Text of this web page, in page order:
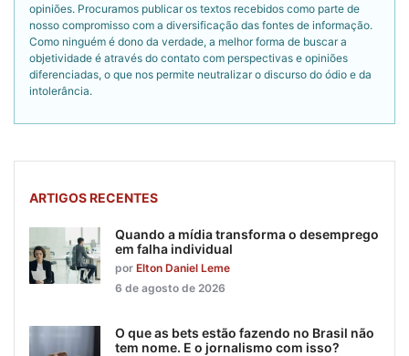
opiniões. Procuramos publicar os textos recebidos como parte de
nosso compromisso com a diversificação das fontes de informação.
Como ninguém é dono da verdade, a melhor forma de buscar a
objetividade é através do contato com perspectivas e opiniões
diferenciadas, o que nos permite neutralizar o discurso do ódio e da
intolerância.
ARTIGOS RECENTES
Quando a mídia transforma o desemprego
em falha individual
por Elton Daniel Leme
6 de agosto de 2026
O que as bets estão fazendo no Brasil não
tem nome. E o jornalismo com isso?